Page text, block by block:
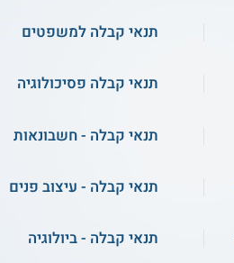
משאבי טבע וסביבה
ומכונות
תנאי קבלה למשפטים
תנאי קבלה פסיכולוגיה
תנאי קבלה - חשבונאות
תנאי קבלה - עיצוב פנים
תנאי קבלה - ביולוגיה